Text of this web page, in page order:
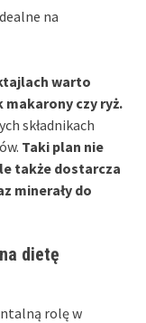
na
warto
czy ryż.
składnikach
Taki plan nie
także dostarcza
minerały do
dietę
rolę w